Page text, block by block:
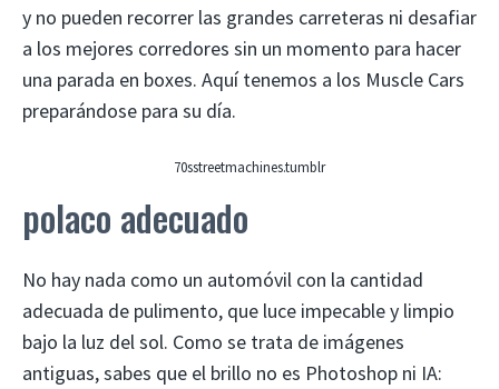
y no pueden recorrer las grandes carreteras ni desafiar
a los mejores corredores sin un momento para hacer
una parada en boxes. Aquí tenemos a los Muscle Cars
preparándose para su día.
70sstreetmachines.tumblr
polaco adecuado
No hay nada como un automóvil con la cantidad
adecuada de pulimento, que luce impecable y limpio
bajo la luz del sol. Como se trata de imágenes
antiguas, sabes que el brillo no es Photoshop ni IA: